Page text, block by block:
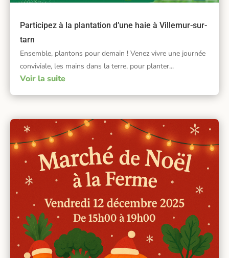
Participez à la plantation d’une haie à Villemur-sur-
tarn
Ensemble, plantons pour demain ! Venez vivre une journée
conviviale, les mains dans la terre, pour planter...
Voir la suite